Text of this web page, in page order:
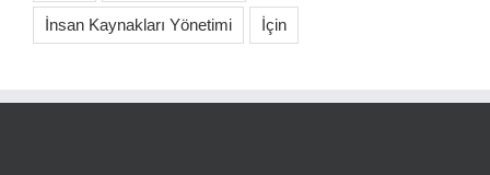
İnsan Kaynakları Yönetimi İçin